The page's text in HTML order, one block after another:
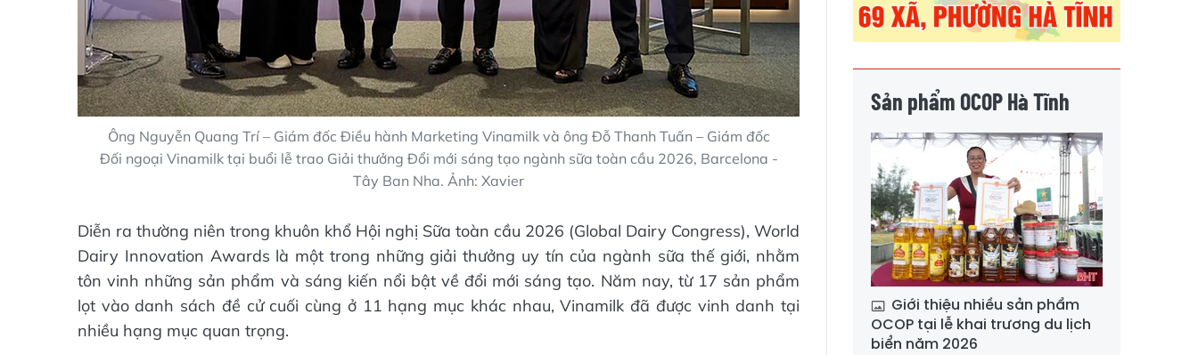
Ông Nguyễn Quang Trí – Giám đốc Điều hành Marketing Vinamilk và ông Đỗ Thanh Tuấn – Giám đốc
Đối ngoại Vinamilk tại buổi lễ trao Giải thưởng Đổi mới sáng tạo ngành sữa toàn cầu 2026, Barcelona -
Tây Ban Nha. Ảnh: Xavier
Diễn ra thường niên trong khuôn khổ Hội nghị Sữa toàn cầu 2026 (Global Dairy Congress), World
Dairy Innovation Awards là một trong những giải thưởng uy tín của ngành sữa thế giới, nhằm
tôn vinh những sản phẩm và sáng kiến nổi bật về đổi mới sáng tạo. Năm nay, từ 17 sản phẩm
lọt vào danh sách đề cử cuối cùng ở 11 hạng mục khác nhau, Vinamilk đã được vinh danh tại
nhiều hạng mục quan trọng.
Sản phẩm OCOP Hà Tĩnh
Giới thiệu nhiều sản phẩm
OCOP tại lễ khai trương du lịch
biển năm 2026